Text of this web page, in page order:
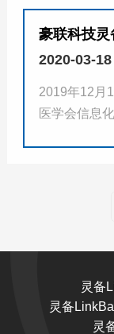
豪联科技
2020-03-18
2019年12月
医学会信息
灵备
灵备
灵